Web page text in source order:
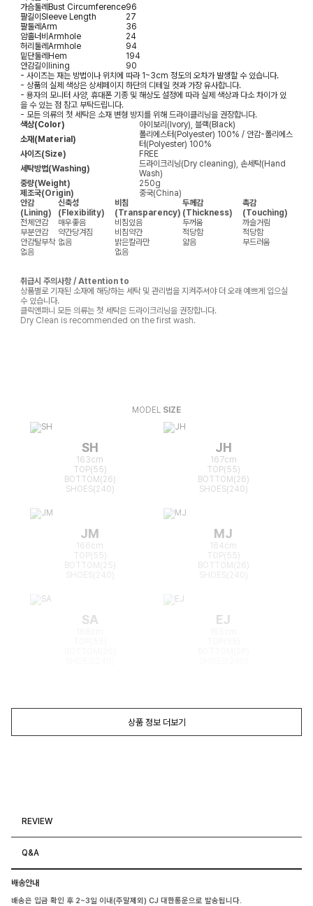
가슴둘레Bust Circumference96
팔길이Sleeve Length
27
팔둘레Arm
36
암홀너비Armhole
24
허리둘레Armhole
94
밑단둘레Hem
194
안감길이lining
90
- 사이즈는 재는 방법이나 위치에 따라 1~3cm 정도의 오차가 발생할 수 있습니다.
- 상품의 실제 색상은 상세페이지 하단의 디테일 컷과 가장 유사합니다.
- 용자의 모니터 사양, 휴대폰 기종 및 해상도 설정에 따라 실제 색상과 다소 차이가 있
을 수 있는 점 참고 부탁드립니다.
- 모든 의류의 첫 세탁은 소재 변형 방지를 위해 드라이클리닝을 권장합니다.
색상(Color)
아이보리(Ivory), 블랙(Black)
소재(Material)
폴리에스터(Polyester) 100% / 안감-폴리에스
터(Polyester) 100%
사이즈(Size)
FREE
세탁방법(Washing)
드라이크리닝(Dry cleaning), 손세탁(Hand
Wash)
중량(Weight)
250g
제조국(Origin)
중국(China)
안감
(Lining)
신축성
(Flexibility)
비침
(Transparency)
두께감
(Thickness)
촉감
(Touching)
전체안감
매우좋음 비침있음 두꺼움
까슬거림
부분안감
약간당겨짐 비침약간 적당함
적당함
안감탈부착 없음 밝은칼라만 얇음
부드러움
없음
없음
취급시 주의사항 / Attention to
상품별로 기재된 소재에 해당하는 세탁 및 관리법을 지켜주셔야 더 오래 예쁘게 입으실
수 있습니다.
클릭앤퍼니 모든 의류는 첫 세탁은 드라이크리닝을 권장합니다.
Dry Clean is recommended on the first wash.
MODEL SIZE
SH
163cm
TOP(55)
BOTTOM(26)
SHOES(240)
JH
167cm
TOP(55)
BOTTOM(26)
SHOES(240)
JM
166cm
TOP(55)
BOTTOM(25)
MJ
164cm
TOP(55)
BOTTOM(26)
SA EJ
상품 정보 더보기
REVIEW
Q&A
배송안내
배송은 입금 확인 후 2~3일 이내(주말제외) CJ 대한통운으로 발송됩니다.